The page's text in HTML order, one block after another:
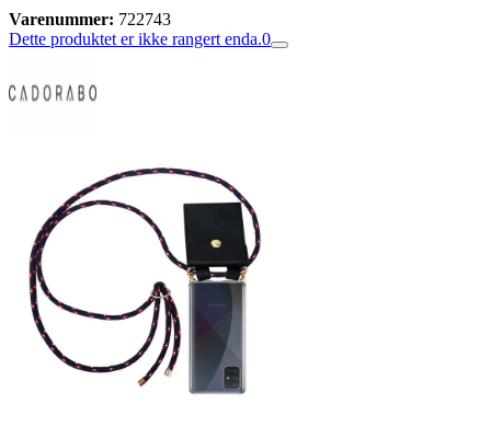
Varenummer: 722743
Dette produktet er ikke rangert enda.0